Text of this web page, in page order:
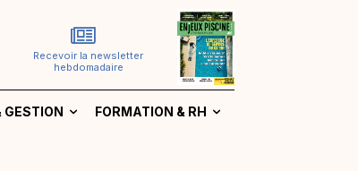
Recevoir la newsletter
hebdomadaire
GESTION FORMATION & RH